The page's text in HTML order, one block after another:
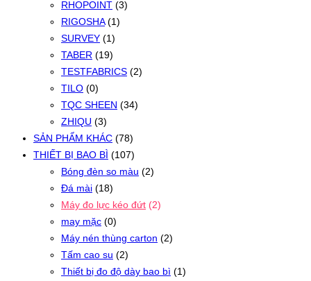
RHOPOINT (3)
RIGOSHA (1)
SURVEY (1)
TABER (19)
TESTFABRICS (2)
TILO (0)
TQC SHEEN (34)
ZHIQU (3)
SẢN PHẨM KHÁC (78)
THIẾT BỊ BAO BÌ (107)
Bóng đèn so màu (2)
Đá mài (18)
Máy đo lực kéo đứt (2)
may mặc (0)
Máy nén thùng carton (2)
Tấm cao su (2)
Thiết bị đo độ dày bao bì (1)